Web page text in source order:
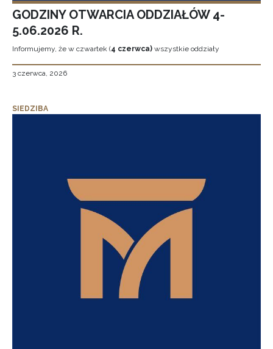
GODZINY OTWARCIA ODDZIAŁÓW 4-
5.06.2026 R.
Informujemy, że w czwartek (4 czerwca) wszystkie oddziały
3 czerwca, 2026
SIEDZIBA